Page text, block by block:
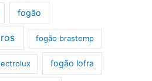
fogão
fogão brastemp
fogão lofra